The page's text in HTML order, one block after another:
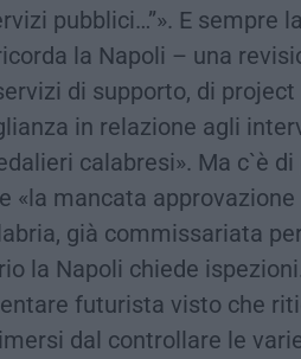
pubblici…”». E sempre
la Napoli – una
di supporto, di
in relazione agli
calabresi». Ma c`è di
«la mancata
già commissariata
la Napoli chiede
futurista visto che
dal controllare le